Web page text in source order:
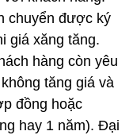
chuyển được ký
giá xăng tăng.
hàng còn yêu
tăng giá và
đồng hoặc
hay 1 năm). Đại